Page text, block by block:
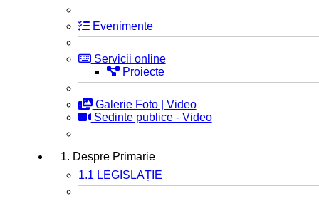
Evenimente
Servicii online
Proiecte
Galerie Foto | Video
Sedinte publice - Video
1. Despre Primarie
1.1 LEGISLAȚIE